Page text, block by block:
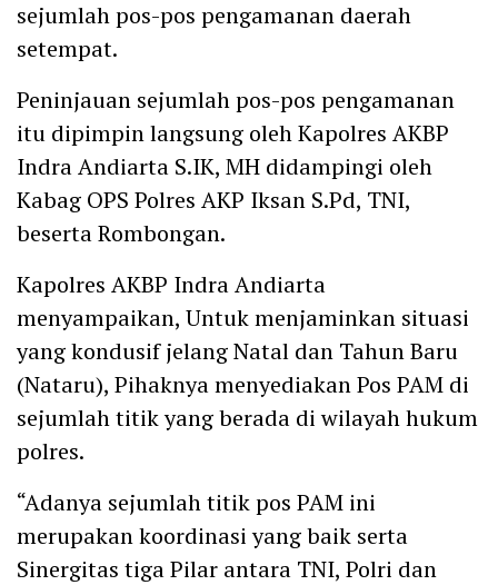
sejumlah pos-pos pengamanan daerah
setempat.
Peninjauan sejumlah pos-pos pengamanan
itu dipimpin langsung oleh Kapolres AKBP
Indra Andiarta S.IK, MH didampingi oleh
Kabag OPS Polres AKP Iksan S.Pd, TNI,
beserta Rombongan.
Kapolres AKBP Indra Andiarta
menyampaikan, Untuk menjaminkan situasi
yang kondusif jelang Natal dan Tahun Baru
(Nataru), Pihaknya menyediakan Pos PAM di
sejumlah titik yang berada di wilayah hukum
polres.
“Adanya sejumlah titik pos PAM ini
merupakan koordinasi yang baik serta
Sinergitas tiga Pilar antara TNI, Polri dan